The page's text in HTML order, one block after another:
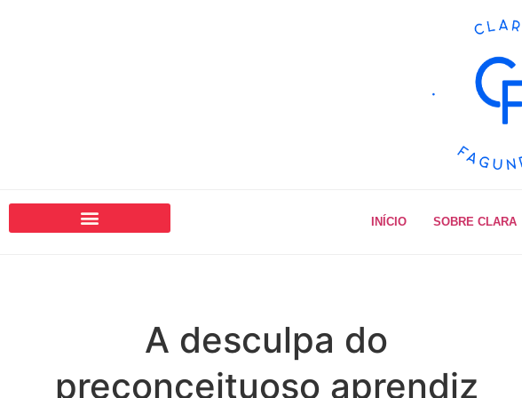
INÍCIO SOBRE CLARA
A desculpa do
preconceituoso aprendiz